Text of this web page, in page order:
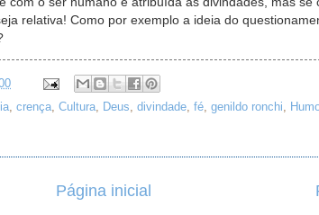
relativa! Como por exemplo a ideia do
, crença, Cultura, Deus, divindade, fé, genildo ronchi,
Página inicial